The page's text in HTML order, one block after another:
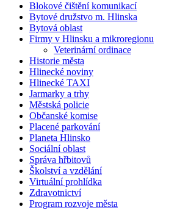
Blokové čištění komunikací
Bytové družstvo m. Hlinska
Bytová oblast
Firmy v Hlinsku a mikroregionu
Veterinární ordinace
Historie města
Hlinecké noviny
Hlinecké TAXI
Jarmarky a trhy
Městská policie
Občanské komise
Placené parkování
Planeta Hlinsko
Sociální oblast
Správa hřbitovů
Školství a vzdělání
Virtuální prohlídka
Zdravotnictví
Program rozvoje města